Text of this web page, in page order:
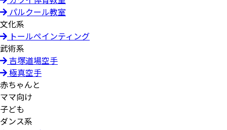
パルクール教室
文化系
トールペインティング
武術系
吉塚道場空手
極真空手
赤ちゃんと
ママ向け
子ども
ダンス系